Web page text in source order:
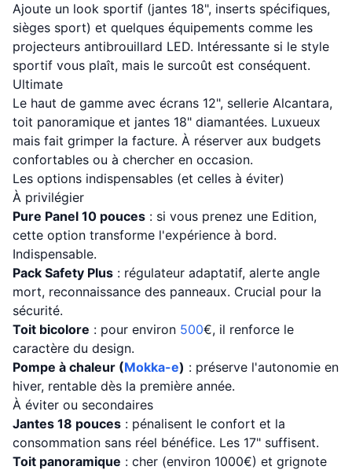
Ajoute un look sportif (jantes 18", inserts spécifiques,
sièges sport) et quelques équipements comme les
projecteurs antibrouillard LED. Intéressante si le style
sportif vous plaît, mais le surcoût est conséquent.
Ultimate
Le haut de gamme avec écrans 12", sellerie Alcantara,
toit panoramique et jantes 18" diamantées. Luxueux
mais fait grimper la facture. À réserver aux budgets
confortables ou à chercher en occasion.
Les options indispensables (et celles à éviter)
À privilégier
Pure Panel 10 pouces : si vous prenez une Edition,
cette option transforme l'expérience à bord.
Indispensable.
Pack Safety Plus : régulateur adaptatif, alerte angle
mort, reconnaissance des panneaux. Crucial pour la
sécurité.
Toit bicolore : pour environ 500€, il renforce le
caractère du design.
Pompe à chaleur (Mokka-e) : préserve l'autonomie en
hiver, rentable dès la première année.
À éviter ou secondaires
Jantes 18 pouces : pénalisent le confort et la
consommation sans réel bénéfice. Les 17" suffisent.
Toit panoramique : cher (environ 1000€) et grignote